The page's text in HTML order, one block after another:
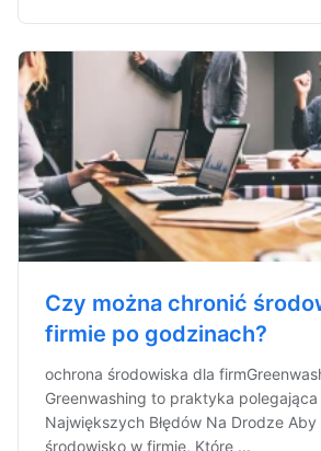
Czy można chronić
firmie po godzinach?
ochrona środowiska dla
Greenwashing to praktyka polegająca
Największych Błędów Na Drodze Aby
środowisko w firmie, Które ...